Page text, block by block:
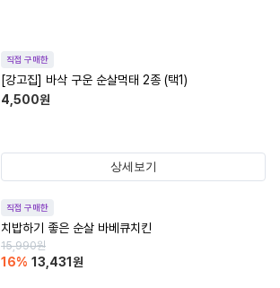
직접 구매한
[강고집] 바삭 구운 순살먹태 2종 (택1)
4,500원
상세보기
직접 구매한
치밥하기 좋은 순살 바베큐치킨
15,990원
16% 13,431 원